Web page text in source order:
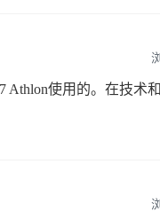
使用的。在技术